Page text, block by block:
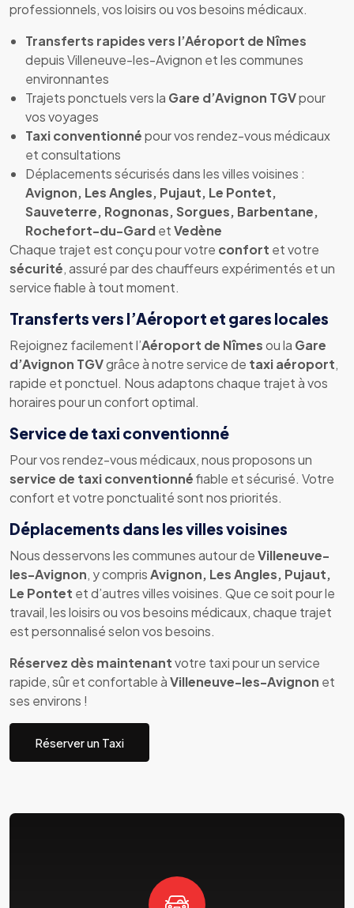
professionnels, vos loisirs ou vos besoins médicaux.
Transferts rapides vers l’Aéroport de Nîmes
depuis Villeneuve-les-Avignon et les communes
environnantes
Trajets ponctuels vers la Gare d’Avignon TGVpour
vos voyages
Taxi conventionnépour vos rendez-vous médicaux
et consultations
Déplacements sécurisés dans les villes voisines :
Avignon, Les Angles, Pujaut, Le Pontet,
Sauveterre, Rognonas, Sorgues, Barbentane,
Rochefort-du-GardetVedène
Chaque trajet est conçu pour votre confort et votre
sécurité, assuré par des chauffeurs expérimentés et un
service fiable à tout moment.
Transferts vers l’Aéroport et gares locales
Rejoignez facilement l’Aéroport de Nîmesou la Gare
d’Avignon TGVgrâce à notre service de taxi aéroport,
rapide et ponctuel. Nous adaptons chaque trajet à vos
horaires pour un confort optimal.
Service de taxi conventionné
Pour vos rendez-vous médicaux, nous proposons un
service de taxi conventionnéfiable et sécurisé. Votre
confort et votre ponctualité sont nos priorités.
Déplacements dans les villes voisines
Nous desservons les communes autour deVilleneuve-
les-Avignon, y comprisAvignon, Les Angles, Pujaut,
Le Pontet et d’autres villes voisines. Que ce soit pour le
travail, les loisirs ou vos besoins médicaux, chaque trajet
est personnalisé selon vos besoins.
Réservez dès maintenantvotre taxi pour un service
rapide, sûr et confortable àVilleneuve-les-Avignon et
ses environs !
Réserver un Taxi